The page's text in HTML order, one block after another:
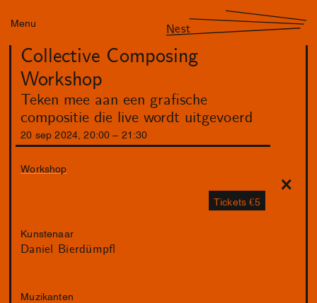
Menu Nest
Collective Composing
Workshop
Teken mee aan een grafische
compositie die live wordt uitgevoerd
20 sep 2024 ,20:00 21 :30
Workshop
Tickets €5
Kunstenaar
Daniel Bierdümpfl
Muzikanten